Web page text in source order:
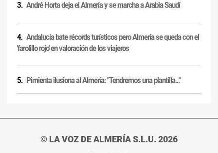
André Horta deja el Almería y se marcha a Arabia Saudí
Andalucía bate récords turísticos pero Almería se queda con el
'farolillo rojo' en valoración de los viajeros
Pimienta ilusiona al Almería: "Tendremos una plantilla..."
© LA VOZ DE ALMERÍA S.L.U. 2026